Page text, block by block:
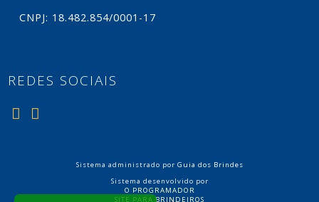
CNPJ: 18.482.854/0001-17
REDES SOCIAIS
Sistema administrado por Guia dos Brindes
Sistema desenvolvido por
O PROGRAMADOR
SITE PARA BRINDEIROS